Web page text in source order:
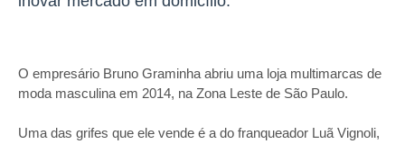
O empresário Bruno Graminha abriu uma loja multimarcas de
moda masculina em 2014, na Zona Leste de São Paulo.
Uma das grifes que ele vende é a do franqueador Luã Vignoli,